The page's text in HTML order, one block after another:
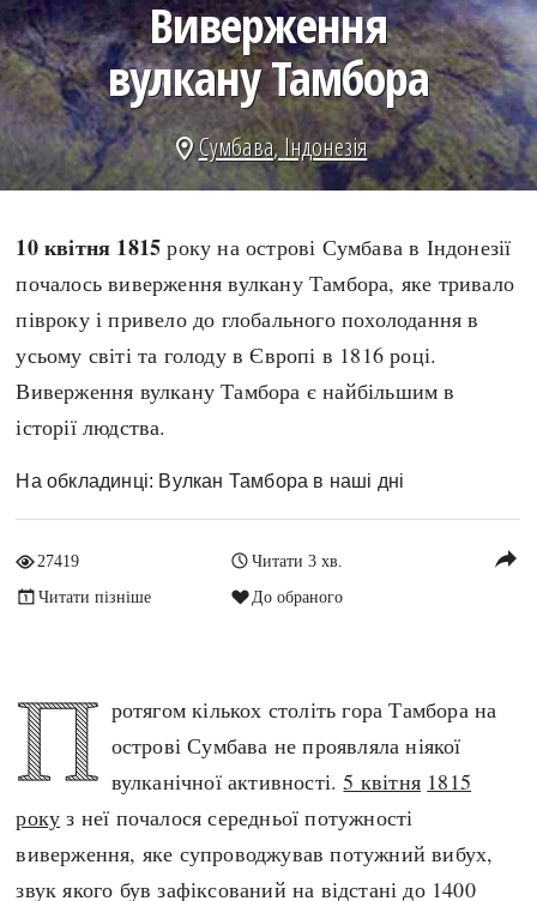
search
СЬОГОДНІ
ПОДКАСТИ
КАРТИ
НОТА БЕНЕ
ФОТОІСТОРІЇ
ІНФОГРАФІКА
МОЯ ІСТОРІЯ
Архітектура і будівництво
Битви і війни
Культура і мистецтво
Людина і суспільство
Наука, освіта і техніка
Особистості
Подорожі і відкриття
Політика
Козацька доба
Українська революція
ЗНО
Хронологія
Античні часи
Високе Середньовіччя
Виверження
вулкану Тамбора
location_onСумбава, Індонезія
10 квітня 1815 року на острові Сумбава в Індонезії
почалось виверження вулкану Тамбора, яке тривало
півроку і привело до глобального похолодання в
усьому світі та голоду в Європі в 1816 році.
Виверження вулкану Тамбора є найбільшим в
історії людства.
На обкладинці: Вулкан Тамбора в наші дні
27419
Читати 3 хв.
Читати пізніше
До обраного
reply
П ротягом кількох століть гора Тамбора на
острові Сумбава не проявляла ніякої
вулканічної активності.5 квітня 1815
року з неї почалося середньої потужності
виверження, яке супроводжував потужний вибух,
звук якого був зафіксований на відстані до 1400